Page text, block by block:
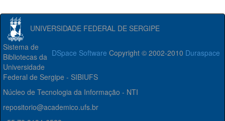
UNIVERSIDADE FEDERAL DE SERGIPE
DSpace Software Copyright © 2002-2010 Duraspace
Sistema de
Bibliotecas da
Universidade
Federal de Sergipe - SIBIUFS
Núcleo de Tecnologia da Informação - NTI
repositorio@academico.ufs.br